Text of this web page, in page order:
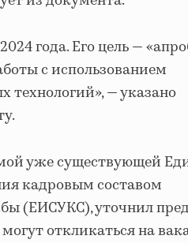
года. Его цель —
с использованием
— указано
уже существующей
кадровым составом
(ЕИСУКС), уточнил
откликаться на